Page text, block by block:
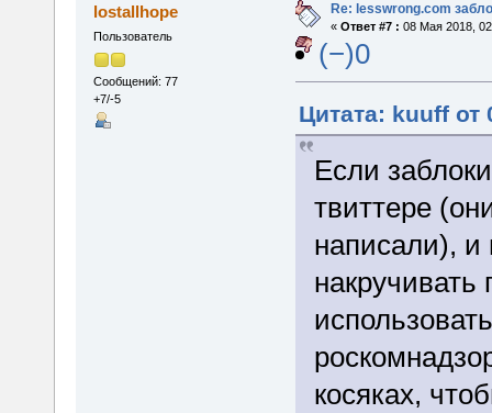
lostallhope
Пользователь
Сообщений: 77
+7/-5
Re: lesswrong.com
« Ответ #7 : 08 Мая 2018,
(−)0
Цитата: kuuff от
Если
твиттере
написали), и
накручивать
косяках,